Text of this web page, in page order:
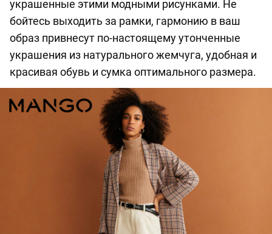
украшенные этими модными рисунками. Не
бойтесь выходить за рамки, гармонию в ваш
образ привнесут по-настоящему утонченные
украшения из натурального жемчуга, удобная и
красивая обувь и сумка оптимального размера.